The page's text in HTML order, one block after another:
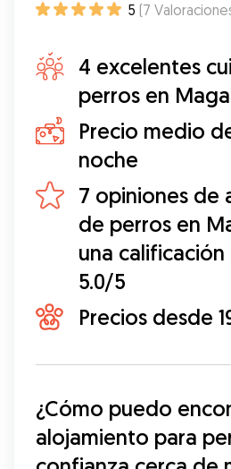
5 (7
4 excelentes
perros en
Precio medio
noche
7 opiniones de
de perros en
una
5.0/5
Precios desde
¿Cómo puedo
alojamiento para